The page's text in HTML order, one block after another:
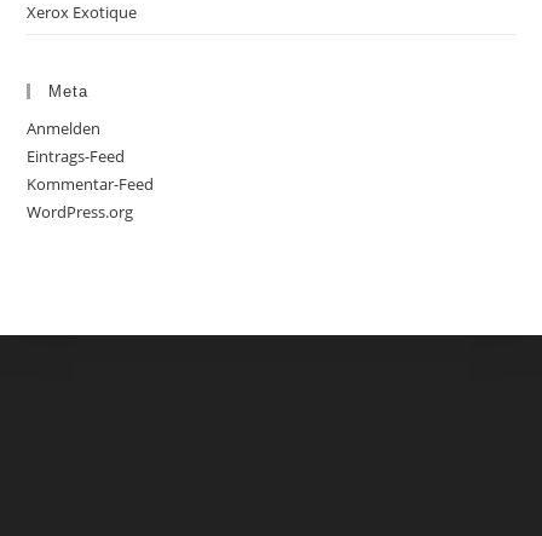
Xerox Exotique
Meta
Anmelden
Eintrags-Feed
Kommentar-Feed
WordPress.org